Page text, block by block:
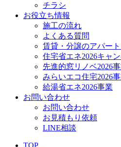
チラシ
お役立ち情報
施工の流れ
よくある質問
賃貸・分譲のアパー
住宅省エネ2026キャ
先進的窓リノベ2026
みらいエコ住宅2026
給湯省エネ2026事業
お問い合わせ
お問い合わせ
お見積もり依頼
LINE相談